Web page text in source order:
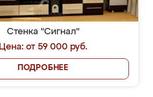
Стенка "Сигнал"
Цена: от 59 000 руб.
ПОДРОБНЕЕ